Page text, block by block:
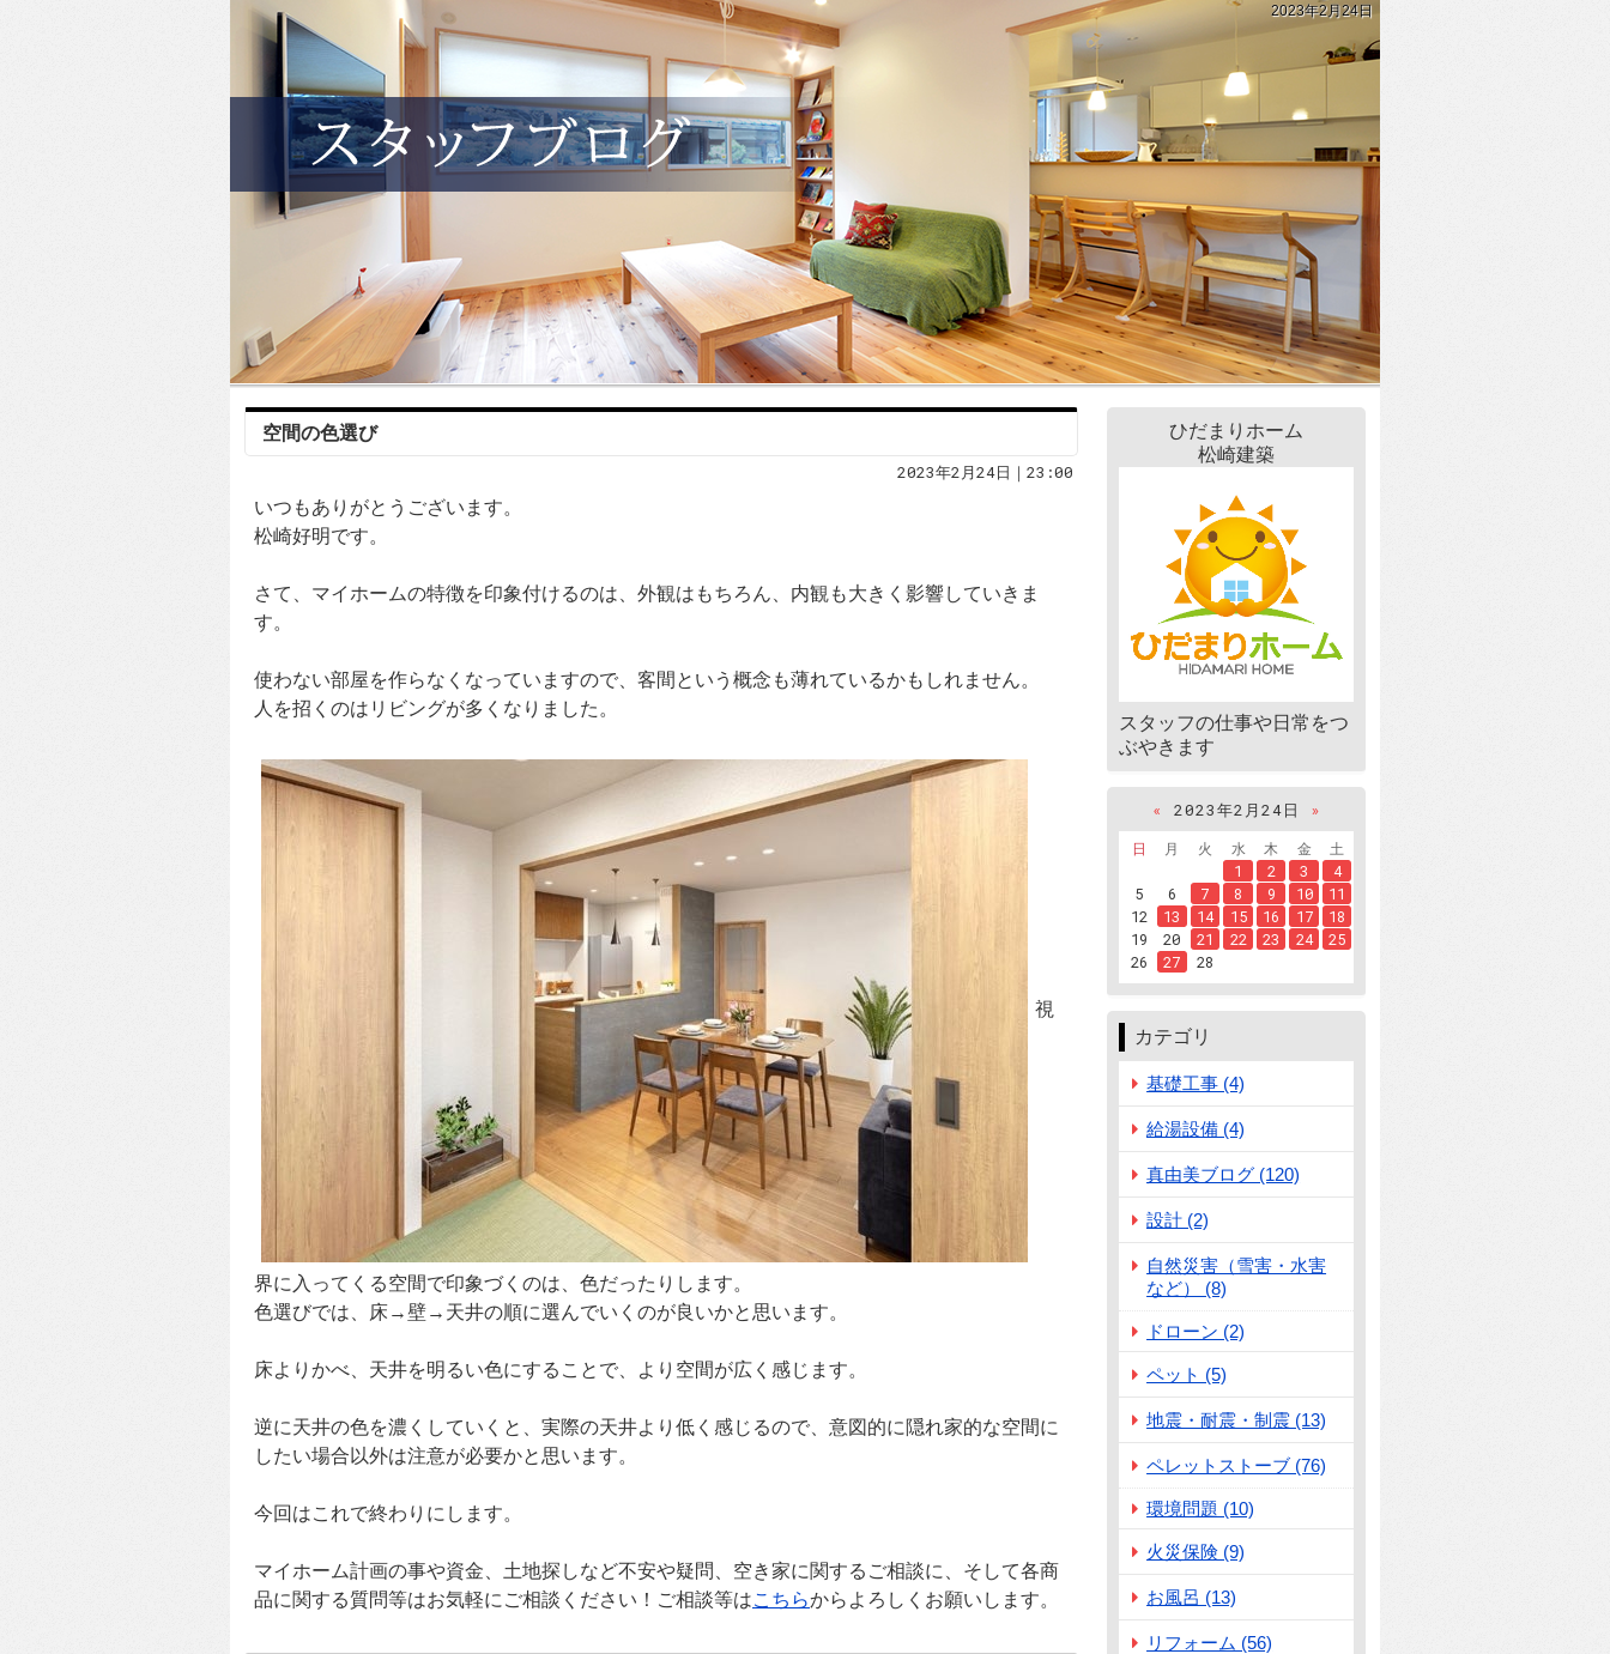
2023年2月24日
空間の色選び
2023年2月24日｜23:00
いつもありがとうございます。
松崎好明です。
さて、マイホームの特徴を印象付けるのは、外観はもちろん、内観も大きく影響していきま
す。
使わない部屋を作らなくなっていますので、客間という概念も薄れているかもしれません。
人を招くのはリビングが多くなりました。
視
界に入ってくる空間で印象づくのは、色だったりします。
色選びでは、床→壁→天井の順に選んでいくのが良いかと思います。
床よりかべ、天井を明るい色にすることで、より空間が広く感じます。
逆に天井の色を濃くしていくと、実際の天井より低く感じるので、意図的に隠れ家的な空間に
したい場合以外は注意が必要かと思います。
今回はこれで終わりにします。
マイホーム計画の事や資金、土地探しなど不安や疑問、空き家に関するご相談に、そして各商
品に関する質問等はお気軽にご相談ください！ご相談等はこちらからよろしくお願いします。
ひだまりホーム
松崎建築
スタッフの仕事や日常をつ
ぶやきます
« 2023年2月24日
»
日
月 火 水 木 金
土
1
2 3
4
5
6 7 8 9 10
11
12
13 14 15 16 17
18
19
20 21 22 23 24
25
26
27 28
カテゴリ
基礎工事 (4)
給湯設備 (4)
真由美ブログ (120)
設計 (2)
自然災害（雪害・水害
など） (8)
ドローン (2)
ペット (5)
地震・耐震・制震 (13)
ペレットストーブ (76)
環境問題 (10)
火災保険 (9)
お風呂 (13)
リフォーム (56)